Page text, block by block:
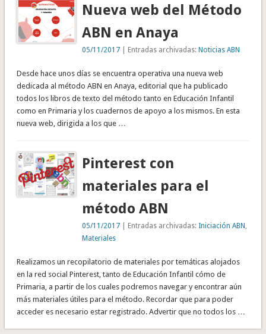
Nueva web del Método
ABN en Anaya
05/11/2017 | Entradas archivadas:Noticias ABN
Desde hace unos días se encuentra operativa una nueva web
dedicada al método ABN en Anaya, editorial que ha publicado
todos los libros de texto del método tanto en Educación Infantil
como en Primaria y los cuadernos de apoyo a los mismos. En esta
nueva web, dirigida a los que …
Pinterest con
materiales para el
método ABN
05/11/2017 | Entradas archivadas: Iniciación ABN
Materiales
Realizamos un recopilatorio de materiales por temáticas alojados
en la red social Pinterest, tanto de Educación Infantil cómo de
Primaria, a partir de los cuales podremos navegar y encontrar aún
más materiales útiles para el método. Recordar que para poder
acceder es necesario estar registrado. Advertir que no todos los …